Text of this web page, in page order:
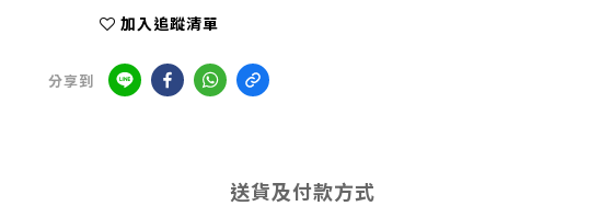
加入追蹤清單
分享到
送貨及付款方式